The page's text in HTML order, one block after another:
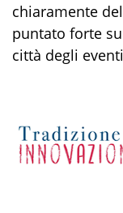
chiaramente
puntato forte
città degli